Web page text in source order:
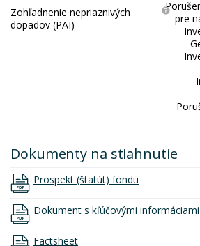
Zohľadnenie nepriaznivých
dopadov (PAI)
pre
Dokumenty na stiahnutie
Prospekt (štatút) fondu
Dokument s kľúčovými
Factsheet